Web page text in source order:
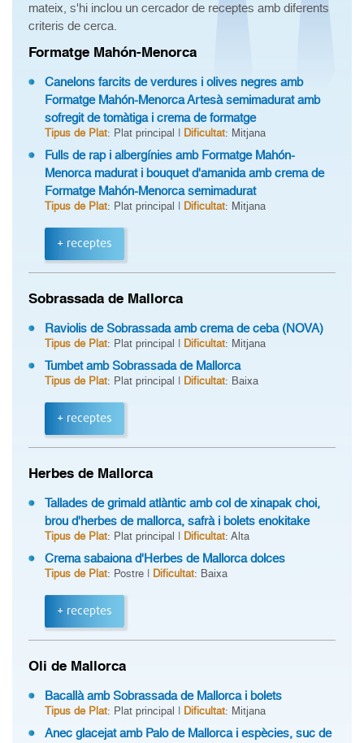
mateix, s'hi inclou un cercador de receptes amb diferents
criteris de cerca.
Formatge Mahón-Menorca
Canelons farcits de verdures i olives negres amb
Formatge Mahón-Menorca Artesà semimadurat amb
sofregit de tomàtiga i crema de formatge
Tipus de Plat: Plat principal | Dificultat: Mitjana
Fulls de rap i albergínies amb Formatge Mahón-
Menorca madurat i bouquet d'amanida amb crema de
Formatge Mahón-Menorca semimadurat
Tipus de Plat: Plat principal | Dificultat: Mitjana
+ receptes
Sobrassada de Mallorca
Raviolis de Sobrassada amb crema de ceba (NOVA)
Tipus de Plat: Plat principal | Dificultat: Mitjana
Tumbet amb Sobrassada de Mallorca
Tipus de Plat: Plat principal | Dificultat: Baixa
+ receptes
Herbes de Mallorca
Tallades de grimald atlàntic amb col de xinapak choi,
brou d'herbes de mallorca, safrà i bolets enokitake
Tipus de Plat: Plat principal | Dificultat: Alta
Crema sabaiona d'Herbes de Mallorca dolces
Tipus de Plat: Postre | Dificultat: Baixa
+ receptes
Oli de Mallorca
Bacallà amb Sobrassada de Mallorca i bolets
Tipus de Plat: Plat principal | Dificultat: Mitjana
Anec glacejat amb Palo de Mallorca i espècies, suc de